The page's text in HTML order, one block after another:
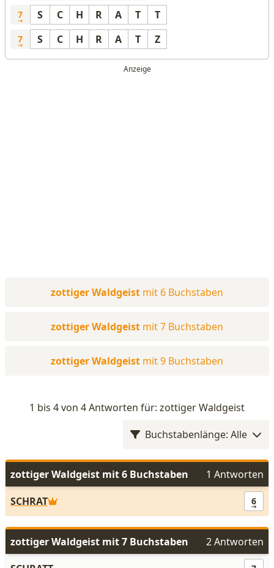
7 S C H R A T T
7 S C H R A T Z
zottiger Waldgeist mit 6 Buchstaben
zottiger Waldgeist mit 7 Buchstaben
zottiger Waldgeist mit 9 Buchstaben
1 bis 4 von 4 Antworten für: zottiger Waldgeist
Buchstabenlänge: Alle
zottiger Waldgeist mit 6 Buchstaben
1 Antworten
SCHRAT
6
zottiger Waldgeist mit 7 Buchstaben
2 Antworten